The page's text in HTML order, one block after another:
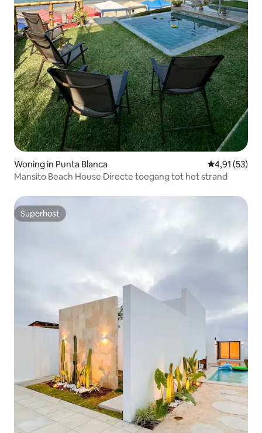
Woning in Punta Blanca Gemiddelde
4,91 (53)
Mansito Beach House Directe toegang tot het strand
Superhost
Superhost